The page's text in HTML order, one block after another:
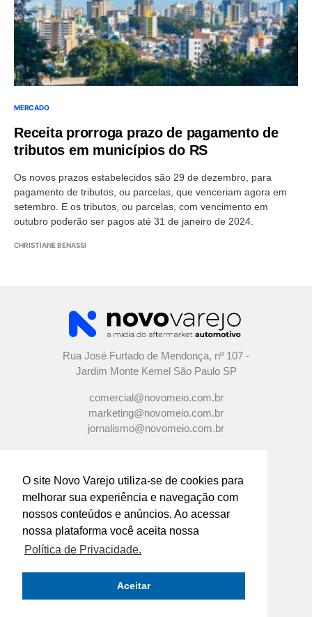
O site Novo Varejo utiliza-se de cookies para
melhorar sua experiência e navegação com
nossos conteúdos e anúncios. Ao acessar
nossa plataforma você aceita nossa
Política de Privacidade.
Aceitar
MERCADO
Receita prorroga prazo de pagamento de
tributos em municípios do RS
Os novos prazos estabelecidos são 29 de dezembro, para
pagamento de tributos, ou parcelas, que venceriam agora em
setembro. E os tributos, ou parcelas, com vencimento em
outubro poderão ser pagos até 31 de janeiro de 2024.
CHRISTIANE BENASSI
Rua José Furtado de Mendonça, nº 107 -
Jardim Monte Kemel São Paulo SP
comercial@novomeio.com.br
marketing@novomeio.com.br
jornalismo@novomeio.com.br
CONFIRA AS NOSSAS REDES
SOCIAIS
O principal canal de comunicação de grandes
indústrias e distribuidores com os
empresários e profissionais das lojas de
componentes automotivos em todo o Brasil.